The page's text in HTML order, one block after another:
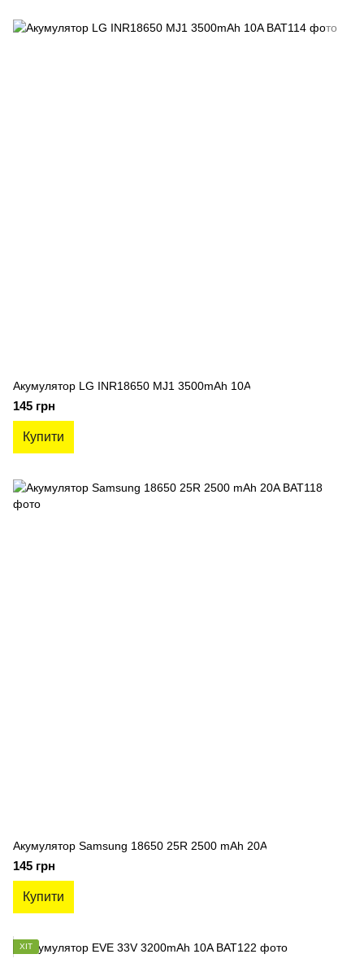
Акумулятор LG INR18650 MJ1 3500mAh 10A
145 грн
Купити
Акумулятор Samsung 18650 25R 2500 mAh 20A
145 грн
Купити
ХІТ